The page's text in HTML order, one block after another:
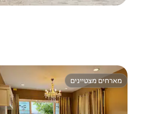
מארחים מצטיינים
מארחים מצטיינים